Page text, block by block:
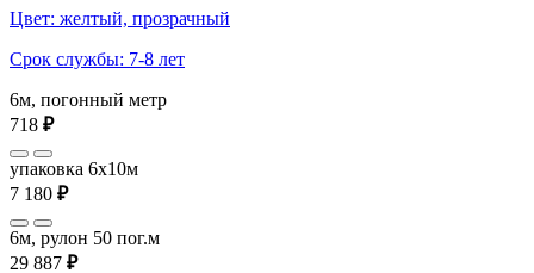
Цвет: желтый, прозрачный
Срок службы: 7-8 лет
6м, погонный метр
718 ₽
упаковка 6x10м
7 180 ₽
6м, рулон 50 пог.м
29 887 ₽